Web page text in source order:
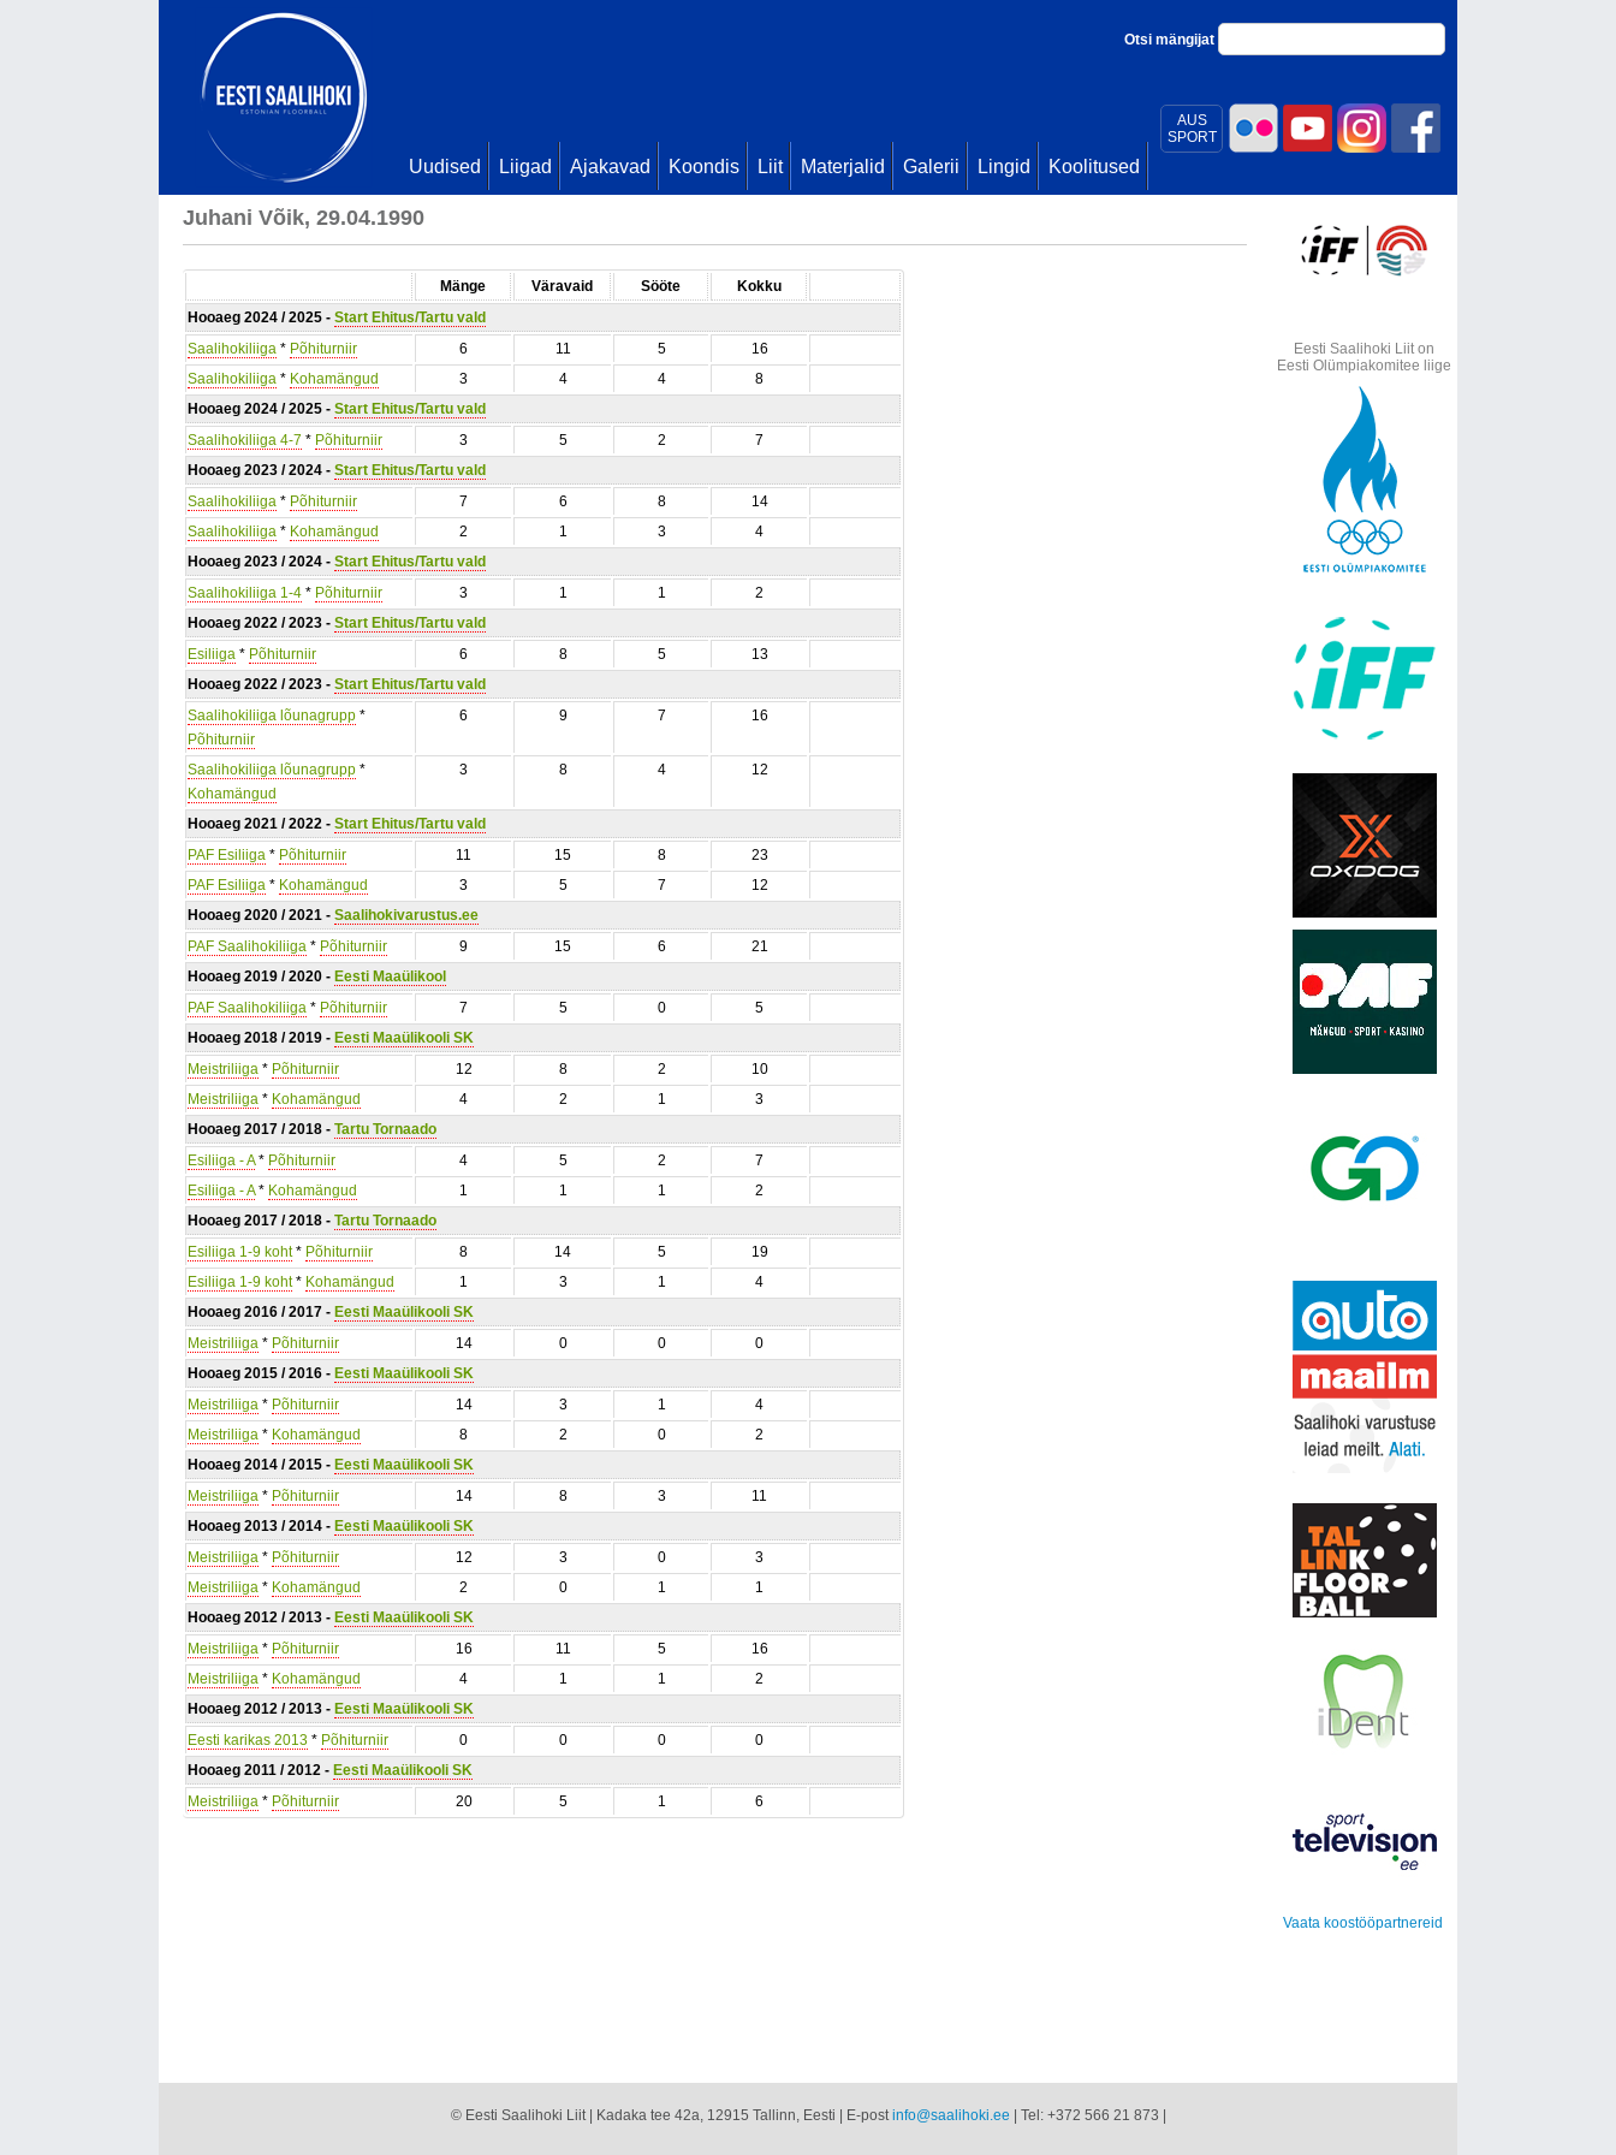
AUS
SPORT
Otsi mängijat
Uudised Liigad Ajakavad Koondis Liit Materjalid Galerii Lingid Koolitused
Juhani Võik, 29.04.1990
Mänge Väravaid Sööte
Kokku
Hooaeg 2024 / 2025 - Start Ehitus/Tartu vald
Saalihokiliiga * Põhiturniir 6 11 5
16
Saalihokiliiga * Kohamängud 3 4 4
8
Hooaeg 2024 / 2025 - Start Ehitus/Tartu vald
Saalihokiliiga 4-7 * Põhiturniir 3 5 2
7
Hooaeg 2023 / 2024 - Start Ehitus/Tartu vald
Saalihokiliiga * Põhiturniir 7 6 8
14
Saalihokiliiga * Kohamängud 2 1 3
4
Hooaeg 2023 / 2024 - Start Ehitus/Tartu vald
Saalihokiliiga 1-4 * Põhiturniir 3 1 1
2
Hooaeg 2022 / 2023 - Start Ehitus/Tartu vald
Esiliiga * Põhiturniir 6 8 5
13
Hooaeg 2022 / 2023 - Start Ehitus/Tartu vald
Saalihokiliiga lõunagrupp *
Põhiturniir
6 9 7 16
Saalihokiliiga lõunagrupp *
Kohamängud
3 8 4 12
Hooaeg 2021 / 2022 - Start Ehitus/Tartu vald
PAF Esiliiga * Põhiturniir 11 15 8
23
PAF Esiliiga * Kohamängud 3 5 7
12
Hooaeg 2020 / 2021 - Saalihokivarustus.ee
PAF Saalihokiliiga * Põhiturniir 9 15 6
21
Hooaeg 2019 / 2020 - Eesti Maaülikool
PAF Saalihokiliiga * Põhiturniir 7 5 0
5
Hooaeg 2018 / 2019 - Eesti Maaülikooli SK
Meistriliiga * Põhiturniir 12 8 2
10
Meistriliiga * Kohamängud 4 2 1
3
Hooaeg 2017 / 2018 - Tartu Tornaado
Esiliiga - A* Põhiturniir 4 5 2
7
Esiliiga - A* Kohamängud 1 1 1
2
Hooaeg 2017 / 2018 - Tartu Tornaado
Esiliiga 1-9 koht* Põhiturniir 8 14 5
19
Esiliiga 1-9 koht* Kohamängud 1 3 1
4
Hooaeg 2016 / 2017 - Eesti Maaülikooli SK
Meistriliiga * Põhiturniir 14 0 0
0
Hooaeg 2015 / 2016 - Eesti Maaülikooli SK
Meistriliiga * Põhiturniir 14 3 1
4
Meistriliiga * Kohamängud 8 2 0
2
Hooaeg 2014 / 2015 - Eesti Maaülikooli SK
Meistriliiga * Põhiturniir 14 8 3
11
Hooaeg 2013 / 2014 - Eesti Maaülikooli SK
Meistriliiga * Põhiturniir 12 3 0
3
Meistriliiga * Kohamängud 2 0 1
1
Hooaeg 2012 / 2013 - Eesti Maaülikooli SK
Meistriliiga * Põhiturniir 16 11 5
16
Meistriliiga * Kohamängud 4 1 1
2
Hooaeg 2012 / 2013 - Eesti Maaülikooli SK
Eesti karikas 2013 * Põhiturniir 0 0 0
0
Hooaeg 2011 / 2012 - Eesti Maaülikooli SK
Meistriliiga * Põhiturniir 20 5 1 6
Eesti Saalihoki Liit on
Eesti Olümpiakomitee liige
Vaata koostööpartnereid
© Eesti Saalihoki Liit | Kadaka tee 42a, 12915 Tallinn, Eesti | E-postinfo@saalihoki.ee | Tel: +372 566 21 873 |